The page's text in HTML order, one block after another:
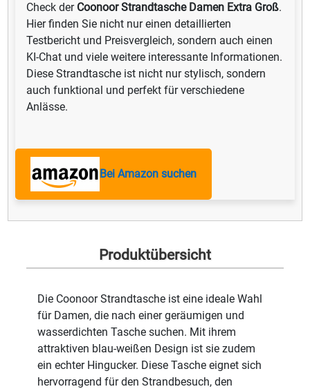
Check der Coonoor Strandtasche Damen Extra Groß.
Hier finden Sie nicht nur einen detaillierten
Testbericht und Preisvergleich, sondern auch einen
KI-Chat und viele weitere interessante Informationen.
Diese Strandtasche ist nicht nur stylisch, sondern
auch funktional und perfekt für verschiedene
Anlässe.
Bei Amazon suchen
Produktübersicht
Die Coonoor Strandtasche ist eine ideale Wahl
für Damen, die nach einer geräumigen und
wasserdichten Tasche suchen. Mit ihrem
attraktiven blau-weißen Design ist sie zudem
ein echter Hingucker. Diese Tasche eignet sich
hervorragend für den Strandbesuch, den